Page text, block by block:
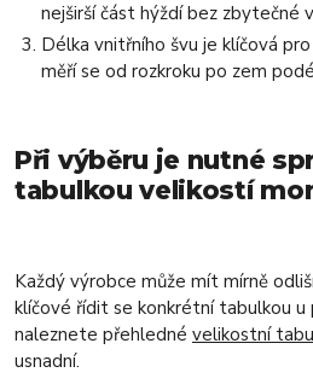
nejširší část hýždí bez zbytečné
Délka vnitřního švu je klíčová
měří se od rozkroku po zem
Při výběru je nutné
tabulkou velikostí
Každý výrobce může mít mírně
klíčové řídit se konkrétní tabulkou u
naleznete přehledné velikostní
usnadní.